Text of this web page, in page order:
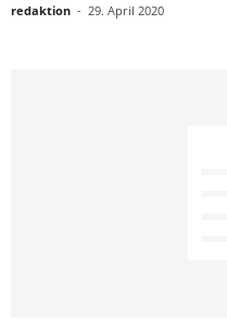
redaktion - 29. April 2020